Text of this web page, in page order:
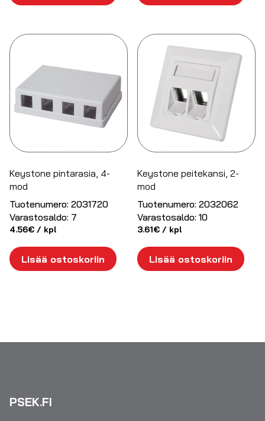
Keystone pintarasia, 4-
mod
Tuotenumero: 2031720
Varastosaldo: 7
4.56€ / kpl
Lisää ostoskoriin
Keystone peitekansi, 2-
mod
Tuotenumero: 2032062
Varastosaldo: 10
3.61€ / kpl
Lisää ostoskoriin
PSEK.FI